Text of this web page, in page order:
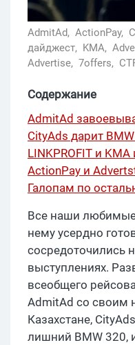
AdmitAd, ActionPay,
дайджест, KMA,
Advertise, 7offers,
Содержание
AdmitAd
CityAds дарит
LINKPROFIT и
ActionPay и
Галопам по
Все наши любимые
нему усердно
сосредоточились
выступлениях.
всеобщего
AdmitAd со
Казахстане,
лишний BMW 320,